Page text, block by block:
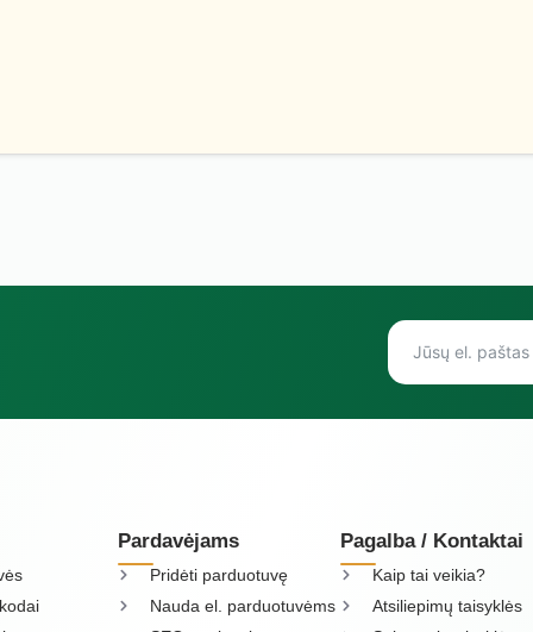
Pardavėjams
Pridėti parduotuvę
Nauda el. parduotuvėms
Pagalba / Kontaktai
Kaip tai veikia?
Atsiliepimų taisyklės